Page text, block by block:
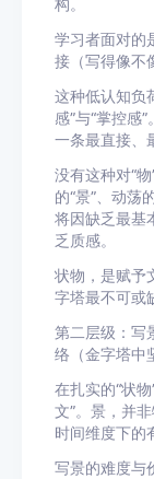
构。
学习者面对的
接（写得像不
这种低认知负
感”与“掌控感
一条最直接、
没有这种对“
的“景”、动荡
将因缺乏最基
乏质感。
状物，是赋予
字塔最不可或
第二层级：
络（金字塔中
在扎实的“状
文”。景，并
时间维度下的
写景的难度与